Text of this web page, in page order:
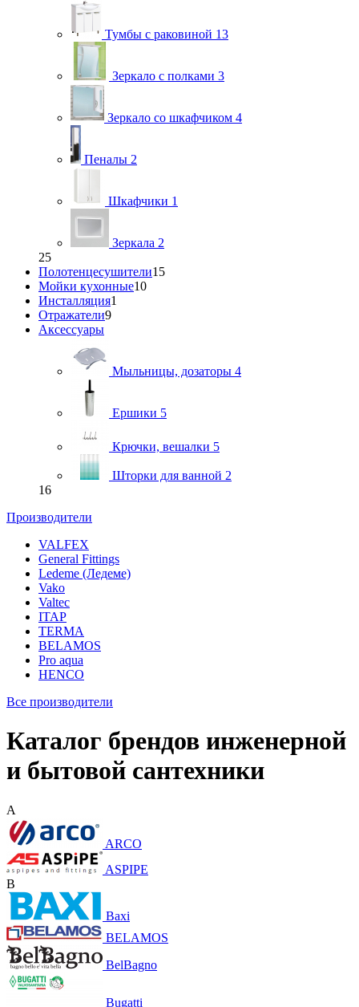
Тумбы с раковиной 13
Зеркало с полками 3
Зеркало со шкафчиком 4
Пеналы 2
Шкафчики 1
Зеркала 2
25
Полотенцесушители15
Мойки кухонные10
Инсталляция1
Отражатели9
Аксессуары
Мыльницы, дозаторы 4
Ершики 5
Крючки, вешалки 5
Шторки для ванной 2
16
Производители
VALFEX
General Fittings
Ledeme (Ледеме)
Vako
Valtec
ITAP
TERMA
BELAMOS
Pro aqua
HENCO
Все производители
Каталог брендов инженерной
и бытовой сантехники
A
ARCO
ASPIPE
B
Baxi
BELAMOS
BelBagno
Bugatti